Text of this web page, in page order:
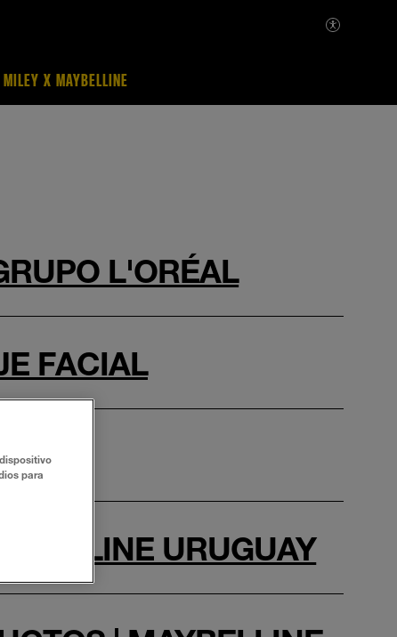
MILEY X MAYBELLINE
L'ORÉAL
FACIAL
URUGUAY
para